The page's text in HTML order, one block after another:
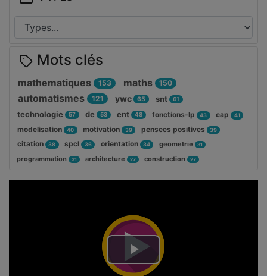
Lire
Mots clés
mathematiques 153 maths 150
automatismes 121 ywc 65 snt 61
technologie 57 de 53 ent 48 fonctions-lp 43 cap 41
modelisation 40 motivation 39 pensees positives 39
citation 38 spcl 36 orientation 34 geometrie 31
programmation 31 architecture 27 construction 27